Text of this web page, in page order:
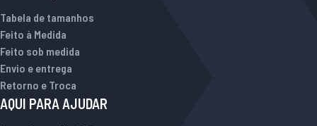
Tabela de tamanhos
Feito à Medida
Feito sob medida
Envio e entrega
Retorno e Troca
AQUI PARA AJUDAR